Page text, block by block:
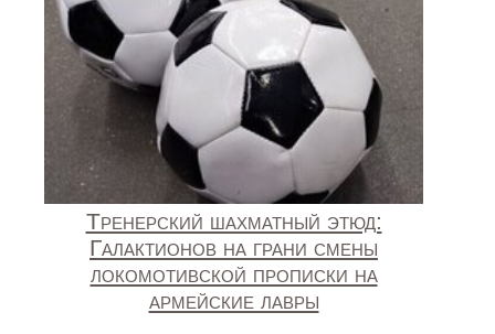
Тренерский шахматный этюд:
Галактионов на грани смены
локомотивской прописки на
армейские лавры